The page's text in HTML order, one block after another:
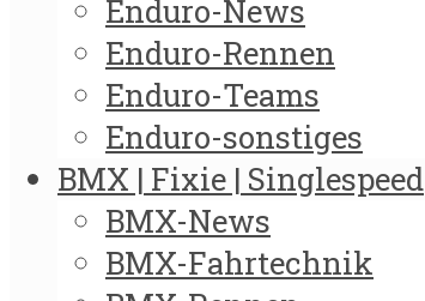
Enduro-News
Enduro-Rennen
Enduro-Teams
Enduro-sonstiges
BMX | Fixie | Singlespeed
BMX-News
BMX-Fahrtechnik